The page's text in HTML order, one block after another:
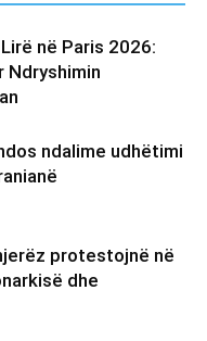
në Paris 2026:
Ndryshimin
ndalime udhëtimi
protestojnë në
dhe